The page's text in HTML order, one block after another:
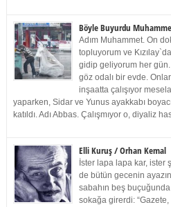
Böyle Buyurdu
Adım Muhammet. On
topluyorum ve
gidip geliyorum her gün.
göz odalı bir evde.
inşaatta çalışıyor
yaparken, Sidar ve Yunus ayakkabı
katıldı. Adı Abbas. Çalışmıyor o, diyaliz
Elli Kuruş / Orhan Kemal
İster lapa lapa kar, ister
de bütün gecenin
sabahın beş
sokağa girerdi: